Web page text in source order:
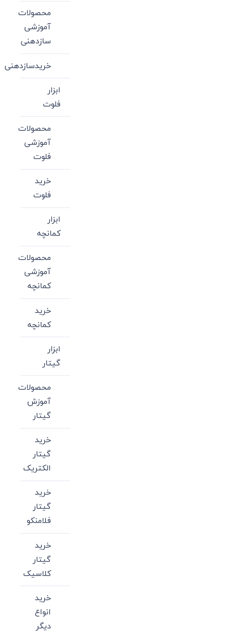
محصولات
آموزشی
سازدهنی
خریدسازدهنی
ابزار
فلوت
محصولات
آموزشی
فلوت
خرید
فلوت
ابزار
کمانچه
محصولات
آموزشی
کمانچه
خرید
کمانچه
ابزار
گیتار
محصولات
آموزش
گیتار
خرید
گیتار
الکتریک
خرید
گیتار
فلامنکو
خرید
گیتار
کلاسیک
خرید
انواع
دیگر